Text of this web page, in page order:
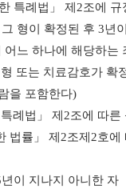
특례법 」 제 2조에 규
형이 확정된 후 3년
느 하나에 해당하는
또는 치료감호가 확
을 포함한다)
례법 」 제 2조에 따른
법률 」 제 2조제 2호에
년이 지나지 아니한 자